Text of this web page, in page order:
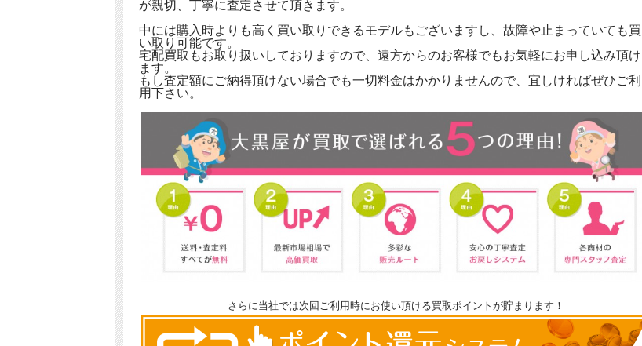
が親切、丁寧に査定させて頂きます。
中には購入時よりも高く買い取りできるモデルもございますし、故障や止まっていても買
い取り可能です。
宅配買取もお取り扱いしておりますので、遠方からのお客様でもお気軽にお申し込み頂け
ます。
もし査定額にご納得頂けない場合でも一切料金はかかりませんので、宜しければぜひご利
用下さい。
さらに当社では次回ご利用時にお使い頂ける買取ポイントが貯まります！